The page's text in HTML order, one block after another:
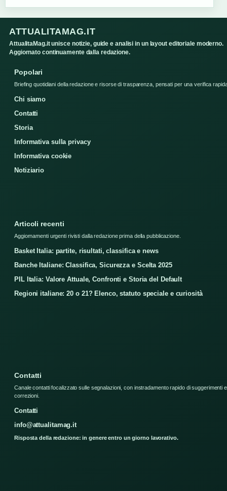
ATTUALITAMAG.IT
AttualitaMag.it unisce notizie, guide e analisi in un layout editoriale moderno.
Aggiornato continuamente dalla redazione.
Popolari
Briefing quotidiani della redazione e risorse di trasparenza, pensati per una verifica
Chi siamo
Contatti
Storia
Informativa sulla privacy
Informativa cookie
Notiziario
Articoli recenti
Aggiornamenti urgenti rivisti dalla redazione prima della pubblicazione.
Basket Italia: partite, risultati, classifica e news
Banche Italiane: Classifica, Sicurezza e Scelta 2025
PIL Italia: Valore Attuale, Confronti e Storia del Default
Regioni italiane: 20 o 21? Elenco, statuto speciale e curiosità
Contatti
Canale contatti focalizzato sulle segnalazioni, con instradamento rapido di suggerimenti e
correzioni.
Contatti
info@attualitamag.it
Risposta della redazione: in genere entro un giorno lavorativo.